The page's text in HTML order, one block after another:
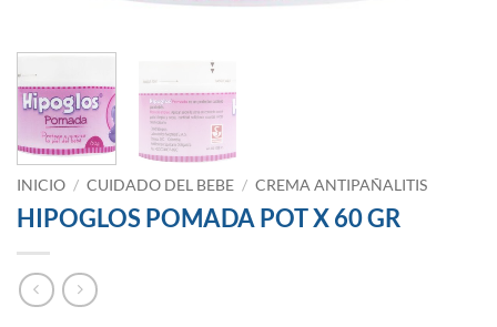
INICIO / CUIDADO DEL BEBE / CREMA ANTIPAÑALITIS
HIPOGLOS POMADA POT X 60 GR